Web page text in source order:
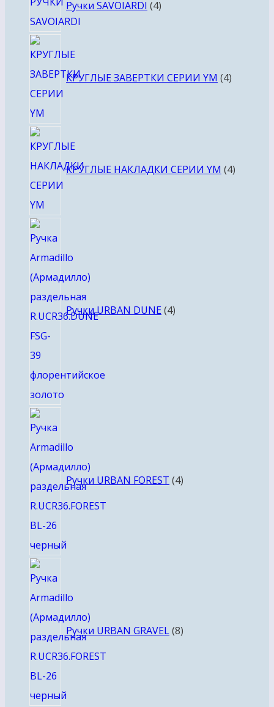
Ручки SAVOIARDI 4товара
КРУГЛЫЕ ЗАВЕРТКИ СЕРИИ YM 4
КРУГЛЫЕ НАКЛАДКИ СЕРИИ YM 4
Ручки URBAN DUNE 4
Ручки URBAN FOREST 4
Ручки URBAN GRAVEL 8